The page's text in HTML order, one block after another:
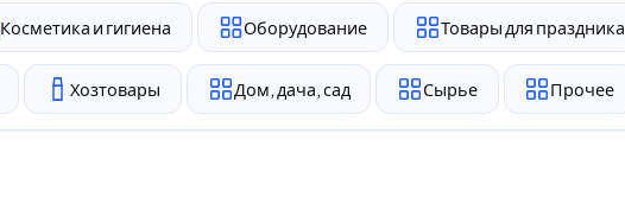
Косметика и гигиена Оборудование Товары для праздника
Хозтовары Дом, дача, сад Сырье Прочее